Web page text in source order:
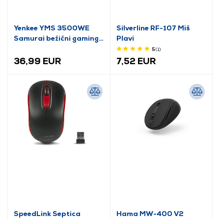
Yenkee YMS 3500WE
Samurai bežični gaming
36,99 EUR
Silverline RF-107 Miš
Plavi
5(1)
7,52 EUR
SpeedLink Septica
Hama MW-400 V2